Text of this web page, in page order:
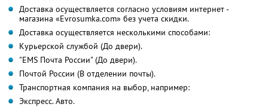
Доставка осуществляется согласно условиям интернет -
магазина «Evrosumka.com» без учета скидки.
Доставка осуществляется несколькими способами:
Курьерской службой (До двери).
"EMS Почта России" (До двери).
Почтой России (В отделении почты).
Транспортная компания на выбор, например:
Экспресс. Авто.